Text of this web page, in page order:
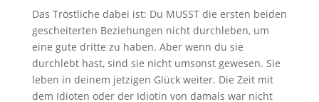
Das Tröstliche dabei ist: Du MUSST die ersten beiden
gescheiterten Beziehungen nicht durchleben, um
eine gute dritte zu haben. Aber wenn du sie
durchlebt hast, sind sie nicht umsonst gewesen. Sie
leben in deinem jetzigen Glück weiter. Die Zeit mit
dem Idioten oder der Idiotin von damals war nicht